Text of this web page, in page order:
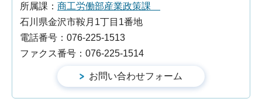
所属課： 商工労働部産業政策課
石川県金沢市鞍月1丁目1番地
電話番号：076-225-1513
ファクス番号：076-225-1514